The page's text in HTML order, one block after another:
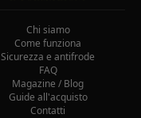
Chi siamo
Come funziona
Sicurezza e antifrode
FAQ
Magazine / Blog
Guide all'acquisto
Contatti